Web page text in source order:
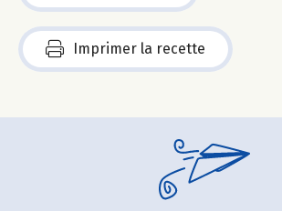
Imprimer la recette